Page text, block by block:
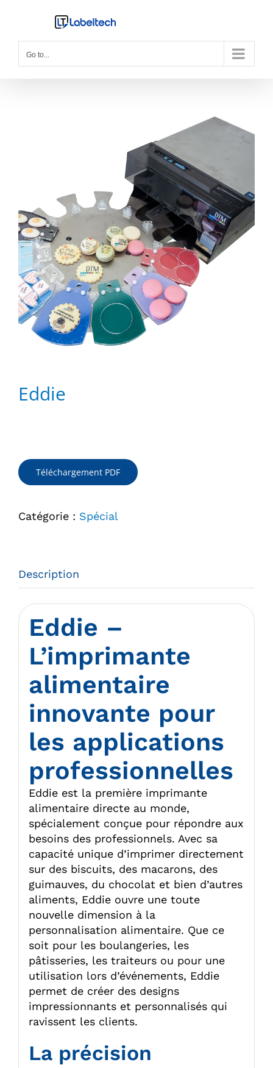
Go to...
Eddie
Téléchargement PDF
Catégorie : Spécial
Description
Eddie –
L’imprimante
alimentaire
innovante pour
les applications
professionnelles
Eddie est la première imprimante
alimentaire directe au monde,
spécialement conçue pour répondre aux
besoins des professionnels. Avec sa
capacité unique d’imprimer directement
sur des biscuits, des macarons, des
guimauves, du chocolat et bien d’autres
aliments, Eddie ouvre une toute
nouvelle dimension à la
personnalisation alimentaire. Que ce
soit pour les boulangeries, les
pâtisseries, les traiteurs ou pour une
utilisation lors d’événements, Eddie
permet de créer des designs
impressionnants et personnalisés qui
ravissent les clients.
La précision